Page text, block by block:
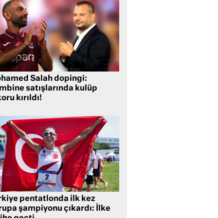
Salah dopingi:
satışlarında kulüp
kırıldı!
pentatlonda ilk kez
şampiyonu çıkardı: İlke